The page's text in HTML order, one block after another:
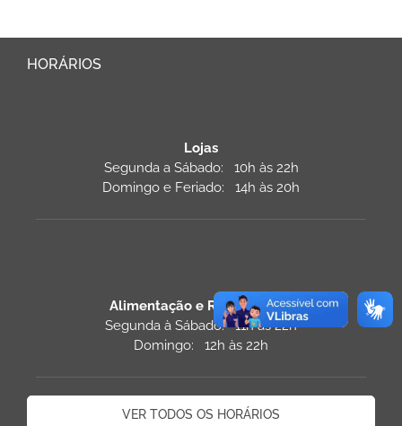
HORÁRIOS
Lojas
Segunda a Sábado: 10h às 22h
Domingo e Feriado: 14h às 20h
Alimentação e Restaurantes
Segunda à Sábado: 11h às 22h
Domingo: 12h às 22h
VER TODOS OS HORÁRIOS